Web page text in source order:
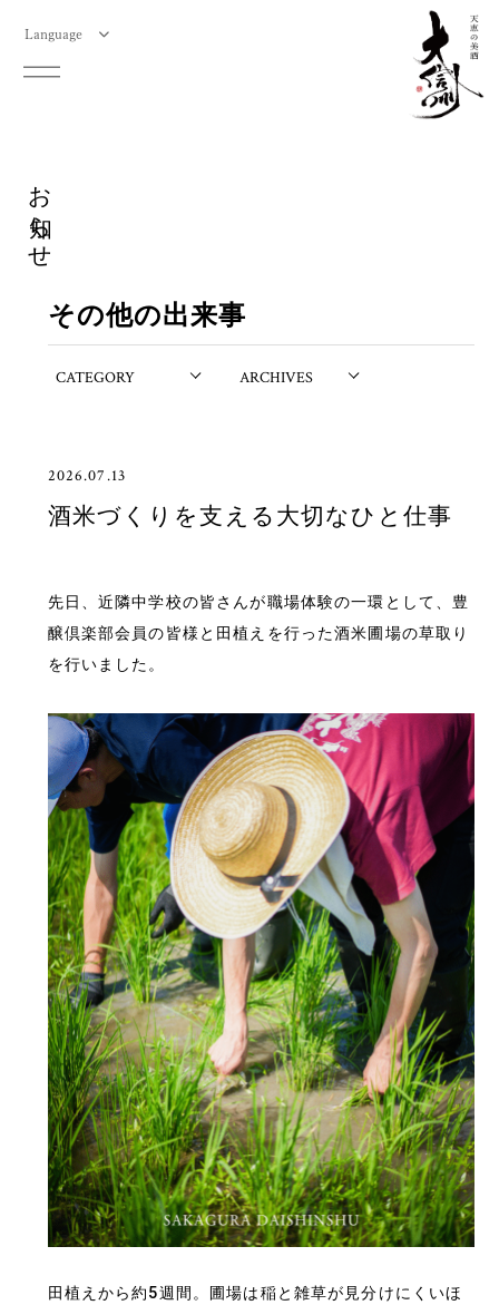
Language
お知らせ
その他の出来事
2026.07.13
酒米づくりを支える大切なひと仕事
先日、近隣中学校の皆さんが職場体験の一環として、豊
醸倶楽部会員の皆様と田植えを行った酒米圃場の草取り
を行いました。
田植えから約5週間。圃場は稲と雑草が見分けにくいほ